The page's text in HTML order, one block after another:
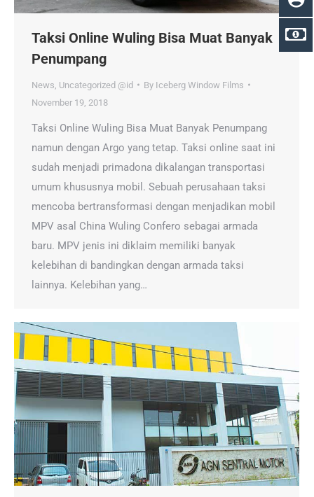
Taksi Online Wuling Bisa Muat Banyak
Penumpang
News Uncategorized @id By Iceberg Window Films
November 19, 2018
Taksi Online Wuling Bisa Muat Banyak Penumpang
namun dengan Argo yang tetap. Taksi online saat ini
sudah menjadi primadona dikalangan transportasi
umum khususnya mobil. Sebuah perusahaan taksi
mencoba bertransformasi dengan menjadikan mobil
MPV asal China Wuling Confero sebagai armada
baru. MPV jenis ini diklaim memiliki banyak
kelebihan di bandingkan dengan armada taksi
lainnya. Kelebihan yang…